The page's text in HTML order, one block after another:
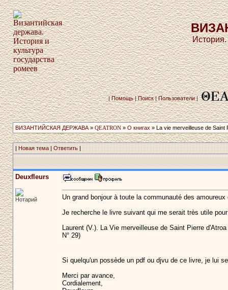
|Помощь|Поиск|Пользователи|
ВИЗАНТИЙСКАЯ ДЕРЖАВА» QEATRON» О книгах » La vie merveilleuse de Saint­
| Новая тема|Ответить|
Deuxfleurs
Нотарий
Un grand bonjour à toute la communauté des
Je recherche le livre suivant qui me serait très utile
Laurent (V.). La Vie merveilleuse de Saint Pierre
N° 29)
Si quelqu'un possède un pdf ou djvu de ce livre, je lui
Merci par avance,
Cordialement,